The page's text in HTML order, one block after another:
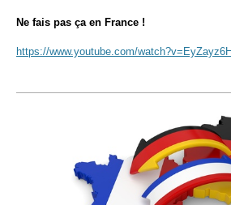
Ne fais pas ça en France !
https://www.youtube.com/